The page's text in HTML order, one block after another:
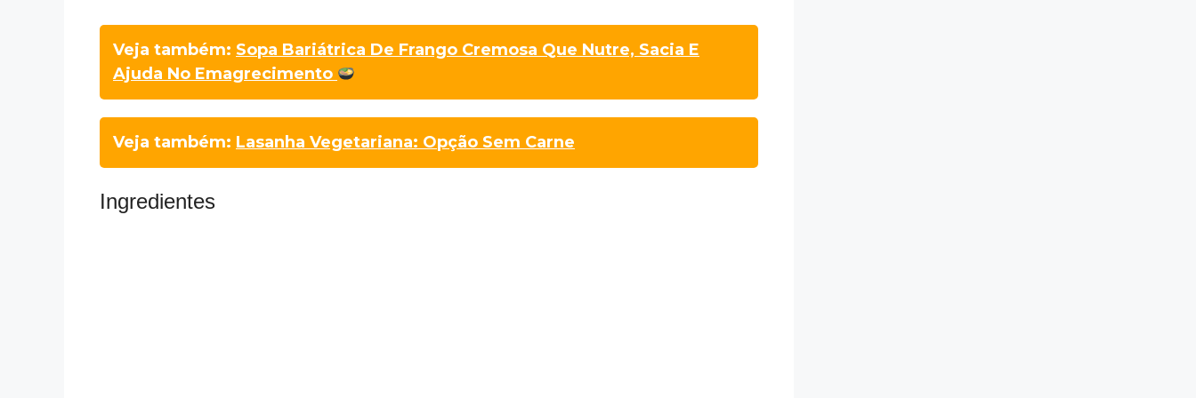
Veja também: Sopa Bariátrica De Frango Cremosa Que Nutre, Sacia E
Ajuda No Emagrecimento
Veja também: Lasanha Vegetariana: Opção Sem Carne
Ingredientes